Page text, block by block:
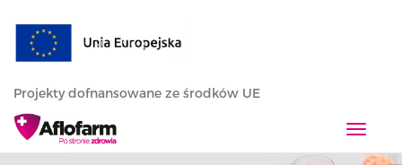
Projekty dofnansowane ze środków UE
T
o